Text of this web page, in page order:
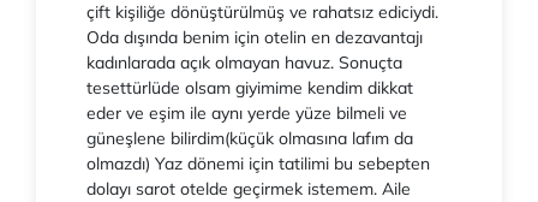
çift kişiliğe dönüştürülmüş ve rahatsız ediciydi.
Oda dışında benim için otelin en dezavantajı
kadınlarada açık olmayan havuz. Sonuçta
tesettürlüde olsam giyimime kendim dikkat
eder ve eşim ile aynı yerde yüze bilmeli ve
güneşlene bilirdim(küçük olmasına lafım da
olmazdı) Yaz dönemi için tatilimi bu sebepten
dolayı sarot otelde geçirmek istemem. Aile